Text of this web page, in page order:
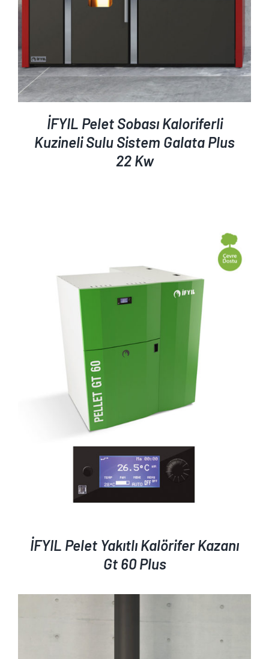
İFYIL Pelet Sobası Kaloriferli
Kuzineli Sulu Sistem Galata Plus
22 Kw
AYRINTILAR
İFYIL Pelet Yakıtlı Kalörifer Kazanı
Gt 60 Plus